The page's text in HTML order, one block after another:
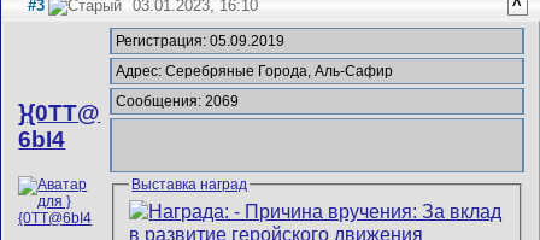
#3 03.01.2023, 16:10 ^
}{0TT@
6bI4
Регистрация: 05.09.2019
Адрес: Серебряные Города, Аль-Сафир
Сообщения: 2069
Выставка наград